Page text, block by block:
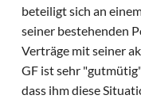
beteiligt sich an
seiner bestehenden
Verträge mit seiner
GF ist sehr
dass ihm diese